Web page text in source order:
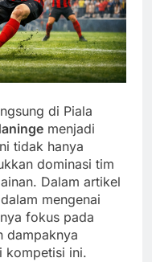
di Piala
menjadi
tidak hanya
dominasi tim
Dalam artikel
mengenai
fokus pada
dampaknya
kompetisi ini.